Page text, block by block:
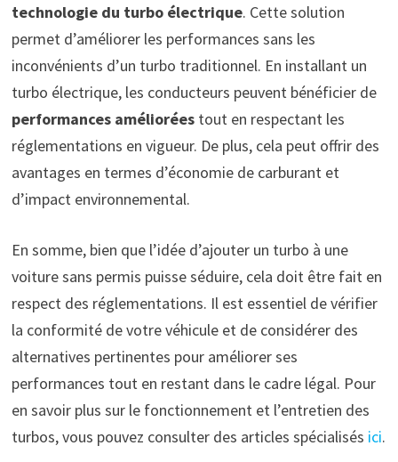
technologie du turbo électrique. Cette solution
permet d’améliorer les performances sans les
inconvénients d’un turbo traditionnel. En installant un
turbo électrique, les conducteurs peuvent bénéficier de
performances amélioréestout en respectant les
réglementations en vigueur. De plus, cela peut offrir des
avantages en termes d’économie de carburant et
d’impact environnemental.
En somme, bien que l’idée d’ajouter un turbo à une
voiture sans permis puisse séduire, cela doit être fait en
respect des réglementations. Il est essentiel de vérifier
la conformité de votre véhicule et de considérer des
alternatives pertinentes pour améliorer ses
performances tout en restant dans le cadre légal. Pour
en savoir plus sur le fonctionnement et l’entretien des
turbos, vous pouvez consulter des articles spécialisés ici.